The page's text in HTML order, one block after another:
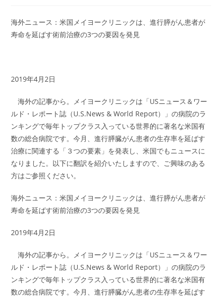
海外ニュース：米国メイヨークリニックは、進行膵がん患者が
寿命を延ばす術前治療の3つの要因を発見
2019年4月2日
海外の記事から。メイヨークリニックは「USニュース＆ワー
ルド・レポート誌（U.S.News & World Report）」の病院のラ
ンキングで毎年トップクラス入っている世界的に著名な米国有
数の総合病院です。今月、進行膵臓がん患者の生存率を延ばす
治療に関連する「３つの要素」を発表し、米国でもニュースに
なりました。以下に翻訳を紹介いたしますので、ご興味のある
方はご参照ください。
海外ニュース：米国メイヨークリニックは、進行膵がん患者が
寿命を延ばす術前治療の3つの要因を発見
2019年4月2日
海外の記事から。メイヨークリニックは「USニュース＆ワー
ルド・レポート誌（U.S.News & World Report）」の病院のラ
ンキングで毎年トップクラス入っている世界的に著名な米国有
数の総合病院です。今月、進行膵臓がん患者の生存率を延ばす